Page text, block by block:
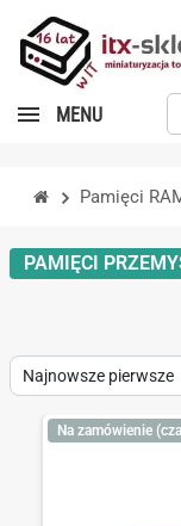
w
MENU
Pamięci
PAMIĘCI
Sort
Na zamówienie